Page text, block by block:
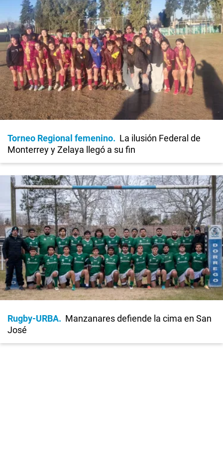
Torneo Regional femenino
La ilusión Federal de
Monterrey y Zelaya llegó a su fin
Rugby-URBA
Manzanares defiende la cima en San
José